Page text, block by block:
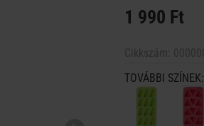
1 990 Ft
TOVÁBBI SZÍNEK: